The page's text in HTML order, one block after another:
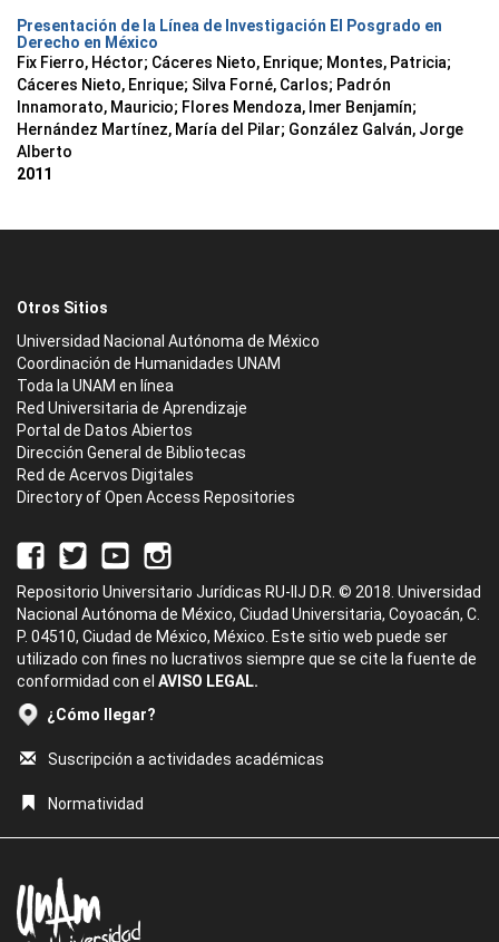
Presentación de la Línea de Investigación El Posgrado en
Derecho en México
Fix Fierro, Héctor; Cáceres Nieto, Enrique; Montes, Patricia;
Cáceres Nieto, Enrique; Silva Forné, Carlos; Padrón
Innamorato, Mauricio; Flores Mendoza, Imer Benjamín;
Hernández Martínez, María del Pilar; González Galván, Jorge
Alberto
2011
Otros Sitios
Universidad Nacional Autónoma de México
Coordinación de Humanidades UNAM
Toda la UNAM en línea
Red Universitaria de Aprendizaje
Portal de Datos Abiertos
Dirección General de Bibliotecas
Red de Acervos Digitales
Directory of Open Access Repositories
Repositorio Universitario Jurídicas RU-IIJ D.R. © 2018. Universidad
Nacional Autónoma de México, Ciudad Universitaria, Coyoacán, C.
P. 04510, Ciudad de México, México. Este sitio web puede ser
utilizado con fines no lucrativos siempre que se cite la fuente de
conformidad con el AVISO LEGAL.
¿Cómo llegar?
Suscripción a actividades académicas
Normatividad